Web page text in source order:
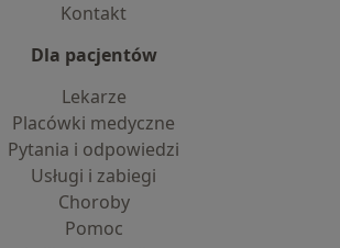
Kontakt
Dla pacjentów
Lekarze
Placówki medyczne
Pytania i odpowiedzi
Usługi i zabiegi
Choroby
Pomoc